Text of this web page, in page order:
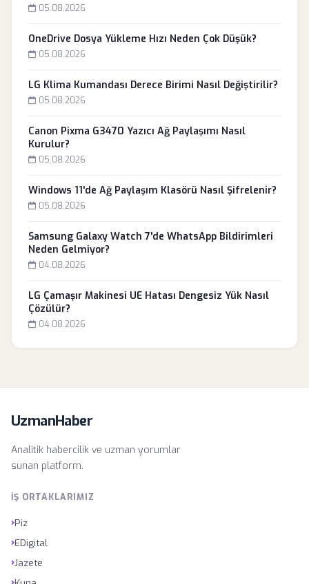
05.08.2026
OneDrive Dosya Yükleme Hızı Neden Çok Düşük?
05.08.2026
LG Klima Kumandası Derece Birimi Nasıl Değiştirilir?
05.08.2026
Canon Pixma G3470 Yazıcı Ağ Paylaşımı Nasıl
Kurulur?
05.08.2026
Windows 11'de Ağ Paylaşım Klasörü Nasıl Şifrelenir?
05.08.2026
Samsung Galaxy Watch 7'de WhatsApp Bildirimleri
Neden Gelmiyor?
04.08.2026
LG Çamaşır Makinesi UE Hatası Dengesiz Yük Nasıl
Çözülür?
04.08.2026
UzmanHaber
Analitik habercilik ve uzman yorumlar
sunan platform.
İŞ ORTAKLARIMIZ
›Piz
›EDigital
›Jazete